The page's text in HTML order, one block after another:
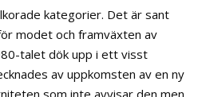
kategorier. Det är sant
modet och framväxten av
talet dök upp i ett visst
av uppkomsten av en ny